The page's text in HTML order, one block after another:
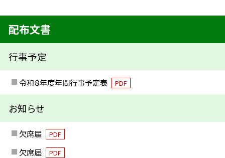
配布文書
行事予定
令和８年度年間行事予定表 PDF
お知らせ
欠席届 PDF
欠席届 PDF